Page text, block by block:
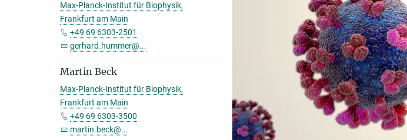
Max-Planck-Institut für Biophysik,
Frankfurt am Main
+49 69 6303-2501
gerhard.hummer@...
Martin Beck
Max-Planck-Institut für Biophysik,
Frankfurt am Main
+49 69 6303-3500
martin.beck@...